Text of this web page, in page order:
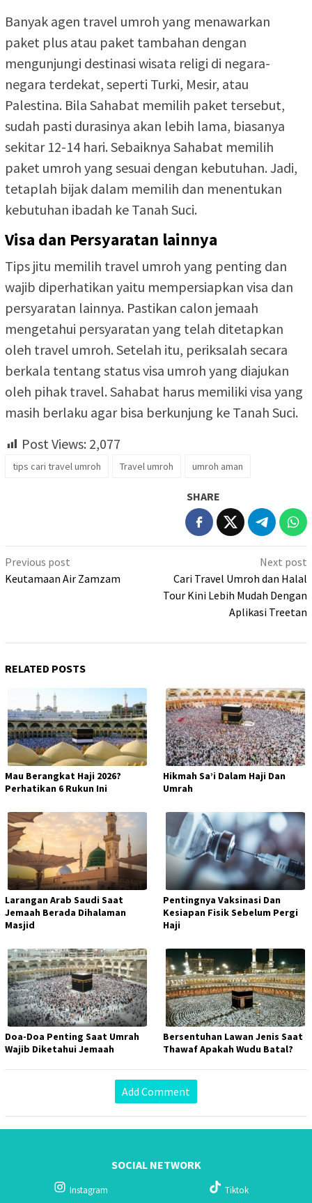
Banyak agen travel umroh yang menawarkan
paket plus atau paket tambahan dengan
mengunjungi destinasi wisata religi di negara-
negara terdekat, seperti Turki, Mesir, atau
Palestina. Bila Sahabat memilih paket tersebut,
sudah pasti durasinya akan lebih lama, biasanya
sekitar 12-14 hari. Sebaiknya Sahabat memilih
paket umroh yang sesuai dengan kebutuhan. Jadi,
tetaplah bijak dalam memilih dan menentukan
kebutuhan ibadah ke Tanah Suci.
Visa dan Persyaratan lainnya
Tips jitu memilih travel umroh yang penting dan
wajib diperhatikan yaitu mempersiapkan visa dan
persyaratan lainnya. Pastikan calon jemaah
mengetahui persyaratan yang telah ditetapkan
oleh travel umroh. Setelah itu, periksalah secara
berkala tentang status visa umroh yang diajukan
oleh pihak travel. Sahabat harus memiliki visa yang
masih berlaku agar bisa berkunjung ke Tanah Suci.
Post Views: 2,077
tips cari travel umroh Travel umroh umroh aman
SHARE
Post
navigation
Previous post
Keutamaan Air Zamzam
Next post
Cari Travel Umroh dan Halal
Tour Kini Lebih Mudah Dengan
Aplikasi Treetan
RELATED POSTS
Mau Berangkat Haji 2026?
Perhatikan 6 Rukun Ini
Hikmah Sa’i Dalam Haji Dan
Umrah
Larangan Arab Saudi Saat
Jemaah Berada Dihalaman
Masjid
Pentingnya Vaksinasi Dan
Kesiapan Fisik Sebelum Pergi
Haji
Doa-Doa Penting Saat Umrah
Wajib Diketahui Jemaah
Bersentuhan Lawan Jenis Saat
Thawaf Apakah Wudu Batal?
Add Comment
SOCIAL NETWORK
Instagram Tiktok